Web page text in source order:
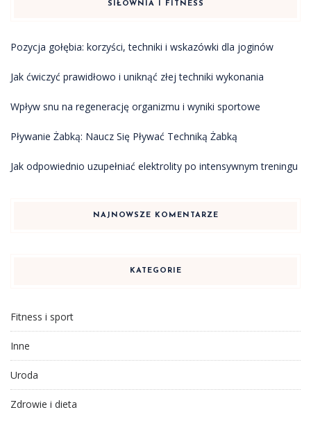
SIŁOWNIA I FITNESS
Pozycja gołębia: korzyści, techniki i wskazówki dla joginów
Jak ćwiczyć prawidłowo i uniknąć złej techniki wykonania
Wpływ snu na regenerację organizmu i wyniki sportowe
Pływanie Żabką: Naucz Się Pływać Techniką Żabką
Jak odpowiednio uzupełniać elektrolity po intensywnym treningu
NAJNOWSZE KOMENTARZE
KATEGORIE
Fitness i sport
Inne
Uroda
Zdrowie i dieta